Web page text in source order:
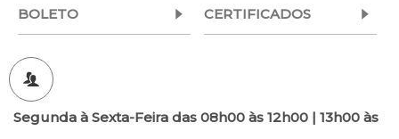
BOLETO CERTIFICADOS
Segunda à Sexta-Feira das 08h00 às 12h00 | 13h00 às